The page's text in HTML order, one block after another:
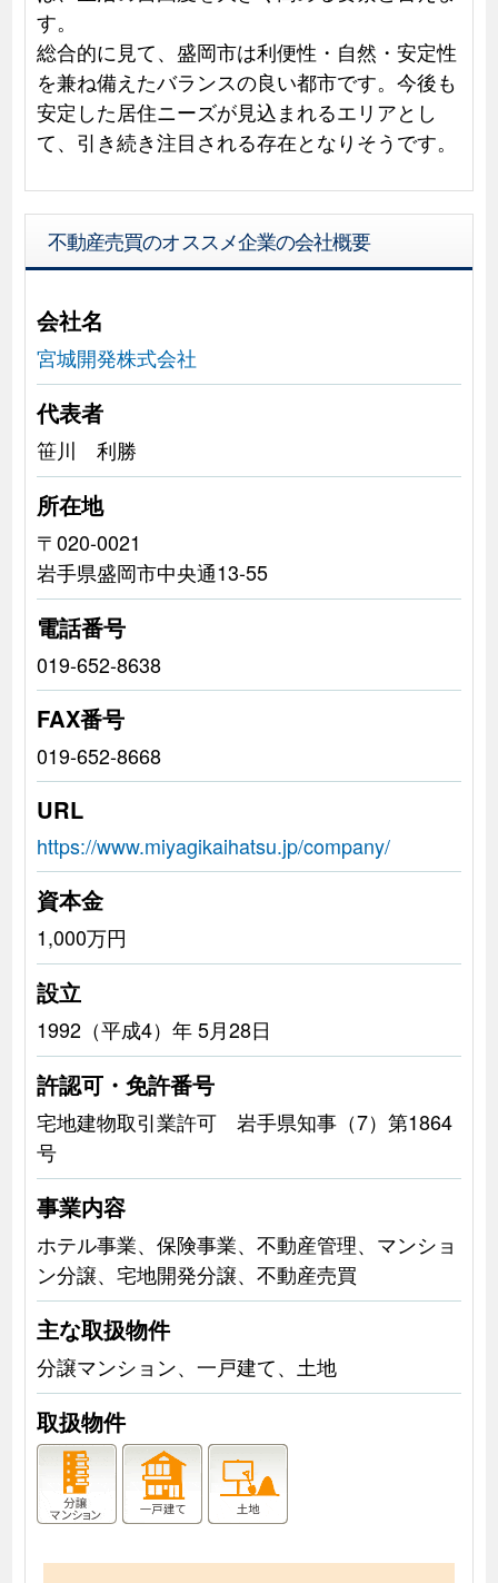
す。
総合的に見て、盛岡市は利便性・自然・安定性
を兼ね備えたバランスの良い都市です。今後も
安定した居住ニーズが見込まれるエリアとし
て、引き続き注目される存在となりそうです。
不動産売買のオススメ企業の会社概要
会社名
宮城開発株式会社
代表者
笹川 利勝
所在地
〒020-0021
岩手県盛岡市中央通13-55
電話番号
019-652-8638
FAX番号
019-652-8668
URL
https://www.miyagikaihatsu.jp/company/
資本金
1,000万円
設立
1992（平成4）年 5月28日
許認可・免許番号
宅地建物取引業許可 岩手県知事（7）第1864
号
事業内容
ホテル事業、保険事業、不動産管理、マンショ
ン分譲、宅地開発分譲、不動産売買
主な取扱物件
分譲マンション、一戸建て、土地
取扱物件